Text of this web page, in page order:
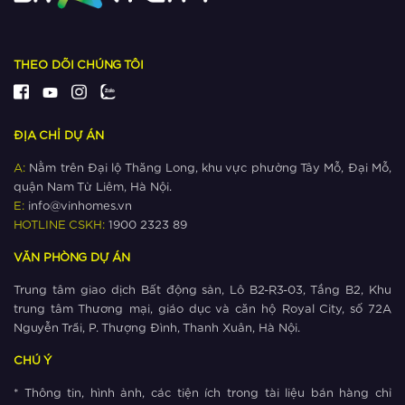
kết nối The Metrolines
Giá bất động sản ‘cận lộ kế metro’
leo thang như thế nào?
Xem thêm
The Metrolines – Yếu tố vàng thúc
đẩy thịnh vượng phía Tây Hà Nội
THEO DÕI CHÚNG TÔI
ĐỊA CHỈ DỰ ÁN
A: Nằm trên Đại lộ Thăng Long, khu vực phường Tây Mỗ, Đại Mỗ,
quận Nam Từ Liêm, Hà Nội.
E: info@vinhomes.vn
HOTLINE CSKH: 1900 2323 89
VĂN PHÒNG DỰ ÁN
Trung tâm giao dịch Bất động sản, Lô B2-R3-03, Tầng B2, Khu
trung tâm Thương mại, giáo dục và căn hộ Royal City, số 72A
Nguyễn Trãi, P. Thượng Đình, Thanh Xuân, Hà Nội.
CHÚ Ý
* Thông tin, hình ảnh, các tiện ích trong tài liệu bán hàng chỉ